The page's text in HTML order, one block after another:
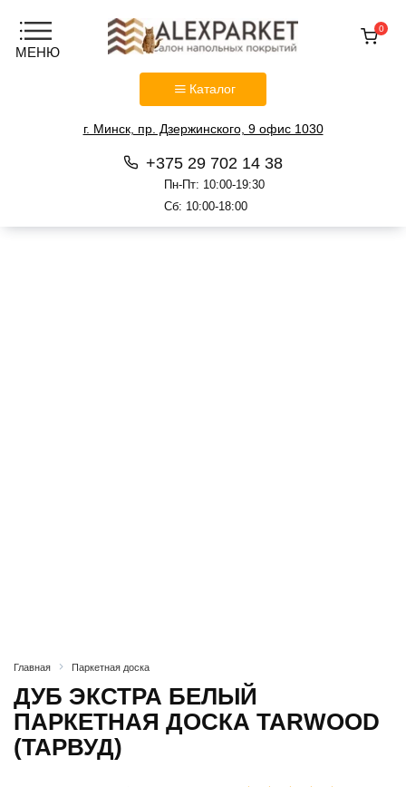
Каталог
г. Минск, пр. Дзержинского, 9 офис 1030
+375 29 702 14 38
Пн-Пт: 10:00-19:30
Сб: 10:00-18:00
0
Главная Паркетная доска
ДУБ ЭКСТРА БЕЛЫЙ
ПАРКЕТНАЯ ДОСКА TARWOOD
(ТАРВУД)